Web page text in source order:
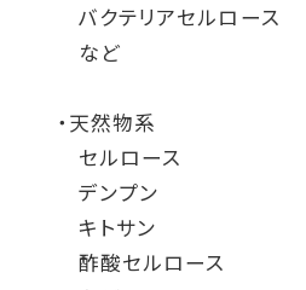
バクテリアセルロース
など
・天然物系
セルロース
デンプン
キトサン
酢酸セルロース